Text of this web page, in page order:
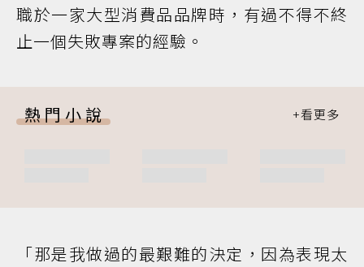
職於一家大型消費品品牌時，有過不得不終
止一個失敗專案的經驗。
熱門小說
「那是我做過的最艱難的決定，因為表現太